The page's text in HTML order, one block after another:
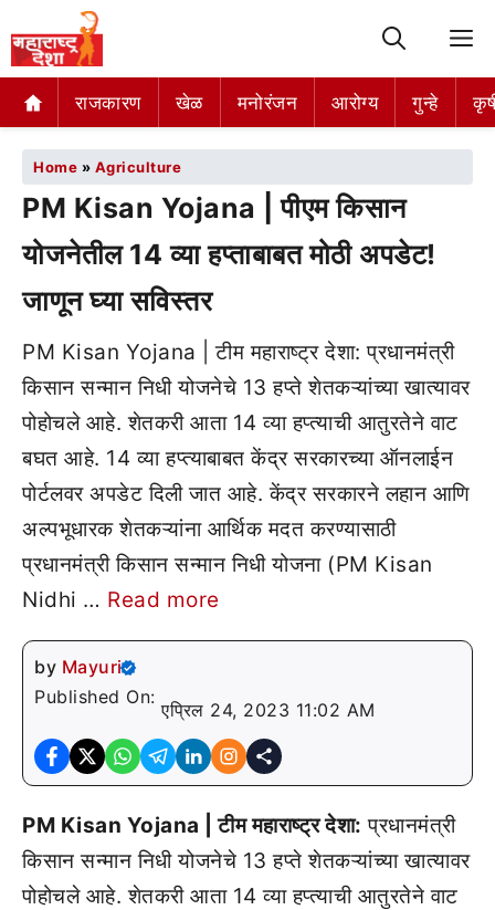
राजकारण खेळ मनोरंजन आरोग्य गुन्हे
Home » Agriculture
PM Kisan Yojana | पीएम किसान
योजनेतील 14 व्या हप्ताबाबत मोठी अपडेट!
जाणून घ्या सविस्तर
PM Kisan Yojana | टीम महाराष्ट्र देशा: प्रधानमंत्री
किसान सन्मान निधी योजनेचे 13 हप्ते शेतकऱ्यांच्या खात्यावर
पोहोचले आहे. शेतकरी आता 14 व्या हप्त्याची आतुरतेने वाट
बघत आहे. 14 व्या हप्त्याबाबत केंद्र सरकारच्या ऑनलाईन
पोर्टलवर अपडेट दिली जात आहे. केंद्र सरकारने लहान आणि
अल्पभूधारक शेतकऱ्यांना आर्थिक मदत करण्यासाठी
प्रधानमंत्री किसान सन्मान निधी योजना (PM Kisan
Nidhi … Read more
by Mayuri
Published On:
एप्रिल 24, 2023 11:02 AM
PM Kisan Yojana | टीम महाराष्ट्र देशा: प्रधानमंत्री
किसान सन्मान निधी योजनेचे 13 हप्ते शेतकऱ्यांच्या खात्यावर
पोहोचले आहे. शेतकरी आता 14 व्या हप्त्याची आतुरतेने वाट